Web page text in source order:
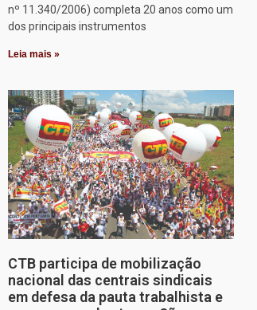
nº 11.340/2006) completa 20 anos como um
dos principais instrumentos
Leia mais »
CTB participa de mobilização
nacional das centrais sindicais
em defesa da pauta trabalhista e